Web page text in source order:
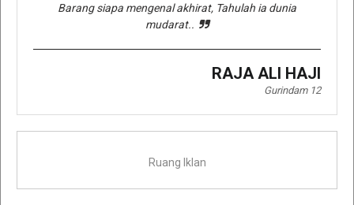
Barang siapa mengenal akhirat, Tahulah ia dunia
mudarat..
RAJA ALI HAJI
Gurindam 12
Ruang Iklan